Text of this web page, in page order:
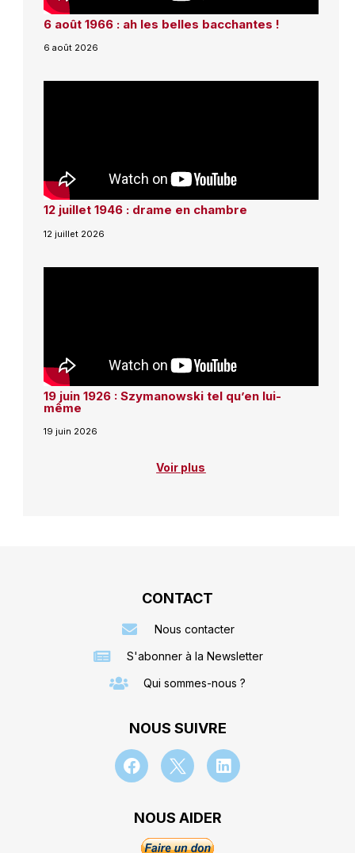
6 août 1966 : ah les belles bacchantes !
6 août 2026
12 juillet 1946 : drame en chambre
12 juillet 2026
19 juin 1926 : Szymanowski tel qu’en lui-
même
19 juin 2026
Voir plus
CONTACT
Nous contacter
S'abonner à la Newsletter
Qui sommes-nous ?
NOUS SUIVRE
NOUS AIDER